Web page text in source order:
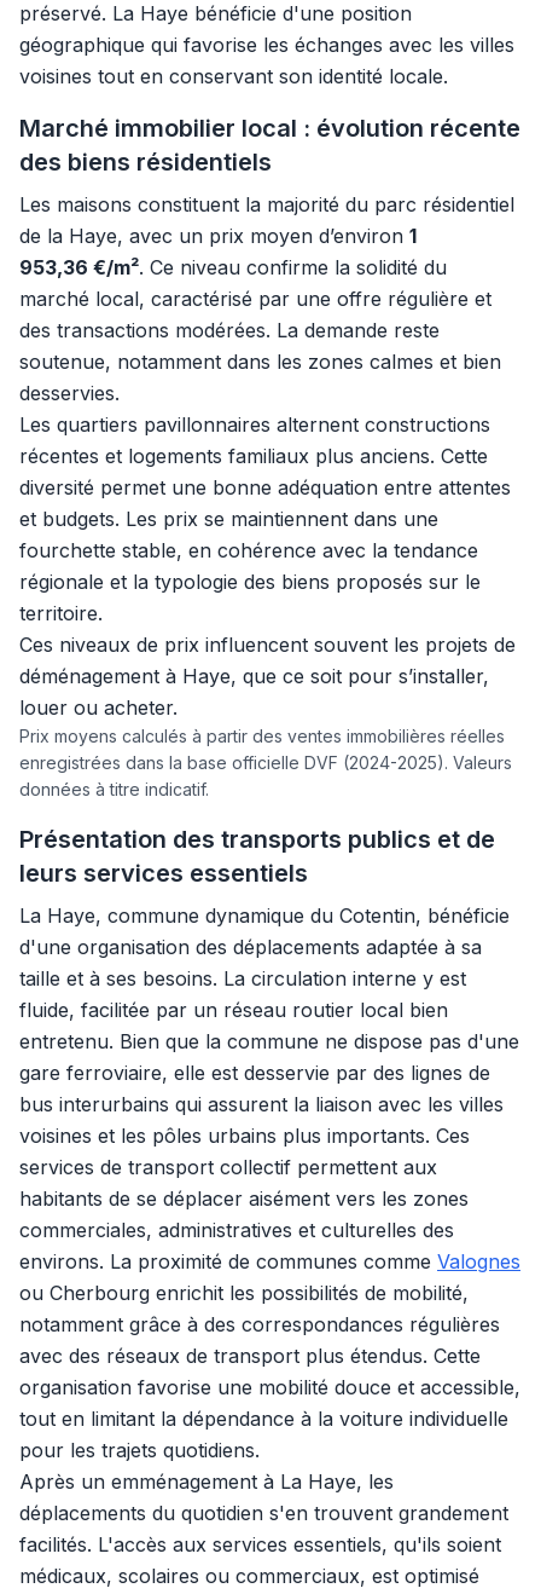
préservé. La Haye bénéficie d'une position
géographique qui favorise les échanges avec les villes
voisines tout en conservant son identité locale.
Marché immobilier local : évolution récente
des biens résidentiels
Les maisons constituent la majorité du parc résidentiel
de la Haye, avec un prix moyen d’environ 1
953,36 €/m². Ce niveau confirme la solidité du
marché local, caractérisé par une offre régulière et
des transactions modérées. La demande reste
soutenue, notamment dans les zones calmes et bien
desservies.
Les quartiers pavillonnaires alternent constructions
récentes et logements familiaux plus anciens. Cette
diversité permet une bonne adéquation entre attentes
et budgets. Les prix se maintiennent dans une
fourchette stable, en cohérence avec la tendance
régionale et la typologie des biens proposés sur le
territoire.
Ces niveaux de prix influencent souvent les projets de
déménagement à Haye, que ce soit pour s’installer,
louer ou acheter.
Prix moyens calculés à partir des ventes immobilières réelles
enregistrées dans la base officielle DVF (2024-2025). Valeurs
données à titre indicatif.
Présentation des transports publics et de
leurs services essentiels
La Haye, commune dynamique du Cotentin, bénéficie
d'une organisation des déplacements adaptée à sa
taille et à ses besoins. La circulation interne y est
fluide, facilitée par un réseau routier local bien
entretenu. Bien que la commune ne dispose pas d'une
gare ferroviaire, elle est desservie par des lignes de
bus interurbains qui assurent la liaison avec les villes
voisines et les pôles urbains plus importants. Ces
services de transport collectif permettent aux
habitants de se déplacer aisément vers les zones
commerciales, administratives et culturelles des
environs. La proximité de communes comme Valognes
ou Cherbourg enrichit les possibilités de mobilité,
notamment grâce à des correspondances régulières
avec des réseaux de transport plus étendus. Cette
organisation favorise une mobilité douce et accessible,
tout en limitant la dépendance à la voiture individuelle
pour les trajets quotidiens.
Après un emménagement à La Haye, les
déplacements du quotidien s'en trouvent grandement
facilités. L'accès aux services essentiels, qu'ils soient
médicaux, scolaires ou commerciaux, est optimisé